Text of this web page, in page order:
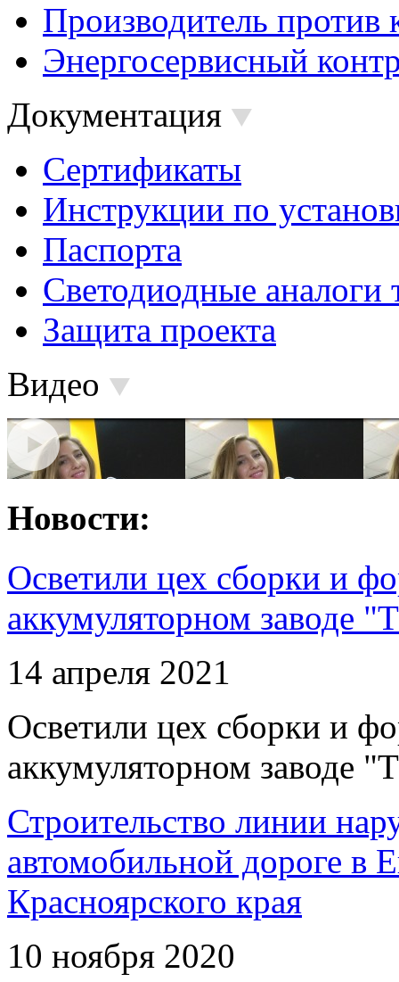
Производитель против
Энергосервисный
Документация
Сертификаты
Инструкции по
Паспорта
Светодиодные аналоги
Защита проекта
Видео
Новости:
Осветили цех сборки и
аккумуляторном заводе
14 апреля 2021
Осветили цех сборки и
аккумуляторном заводе
Строительство линии
автомобильной дороге в
Красноярского края
10 ноября 2020